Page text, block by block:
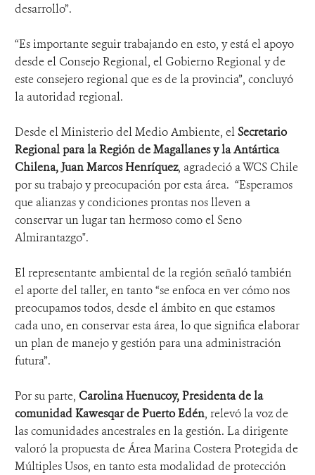
desarrollo”.
“Es importante seguir trabajando en esto, y está el apoyo
desde el Consejo Regional, el Gobierno Regional y de
este consejero regional que es de la provincia”, concluyó
la autoridad regional.
Desde el Ministerio del Medio Ambiente, elSecretario
Regional para la Región de Magallanes y la Antártica
Chilena, Juan Marcos Henríquez, agradeció a WCS Chile
por su trabajo y preocupación por esta área. “Esperamos
que alianzas y condiciones prontas nos lleven a
conservar un lugar tan hermoso como el Seno
Almirantazgo".
El representante ambiental de la región señaló también
el aporte del taller, en tanto “se enfoca en ver cómo nos
preocupamos todos, desde el ámbito en que estamos
cada uno, en conservar esta área, lo que significa elaborar
un plan de manejo y gestión para una administración
futura”.
Por su parte, Carolina Huenucoy, Presidenta de la
comunidad Kawesqar de Puerto Edén, relevó la voz de
las comunidades ancestrales en la gestión. La dirigente
valoró la propuesta de Área Marina Costera Protegida de
Múltiples Usos, en tanto esta modalidad de protección